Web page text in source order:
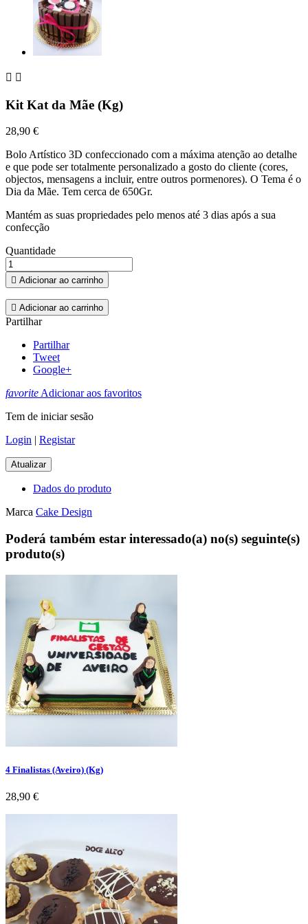
 
Kit Kat da Mãe (Kg)
28,90 €
Bolo Artístico 3D confeccionado com a máxima atenção ao detalhe
e que pode ser totalmente personalizado a gosto do cliente (cores,
objectos, mensagens a incluir, entre outros pormenores). O Tema é o
Dia da Mãe. Tem cerca de 650Gr.
Mantém as suas propriedades pelo menos até 3 dias após a sua
confecção
Quantidade
 Adicionar ao carrinho
 Adicionar ao carrinho
Partilhar
Partilhar
Tweet
Google+
favoriteAdicionar aos favoritos
Tem de iniciar sesão
Login | Registar
Dados do produto
Marca Cake Design
Poderá também estar interessado(a) no(s) seguinte(s)
produto(s)
4 Finalistas (Aveiro) (Kg)
Preço
28,90 €